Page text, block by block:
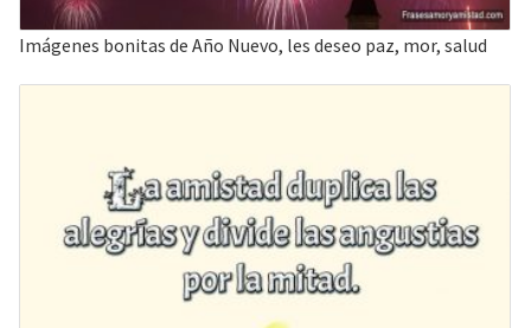
Imágenes bonitas de Año Nuevo, les deseo paz, mor, salud